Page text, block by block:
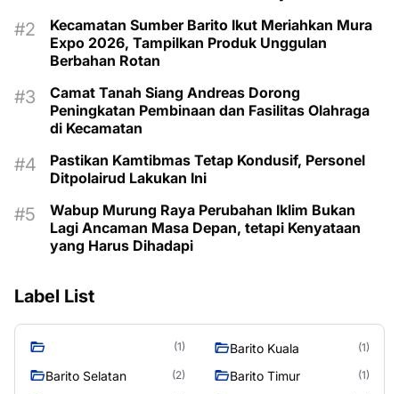
Kecamatan Sumber Barito Ikut Meriahkan Mura
Expo 2026, Tampilkan Produk Unggulan
Berbahan Rotan
Camat Tanah Siang Andreas Dorong
Peningkatan Pembinaan dan Fasilitas Olahraga
di Kecamatan
Pastikan Kamtibmas Tetap Kondusif, Personel
Ditpolairud Lakukan Ini
Wabup Murung Raya Perubahan Iklim Bukan
Lagi Ancaman Masa Depan, tetapi Kenyataan
yang Harus Dihadapi
Label List
(1) Barito Kuala (1)
Barito Selatan (2) Barito Timur (1)